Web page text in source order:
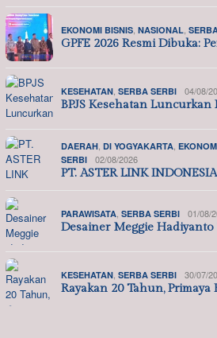
EKONOMI BISNIS NASIONAL
GPFE 2026 Resmi Dibuka:
KESEHATAN SERBA SERBI 04/08/
BPJS Kesehatan Luncurkan
DAERAH DI YOGYAKARTA
SERBI
02/08/2026
PT. ASTER LINK
PARAWISATA SERBA SERBI 01/08/
Desainer Meggie
KESEHATAN SERBA SERBI 30/07/
Rayakan 20 Tahun,